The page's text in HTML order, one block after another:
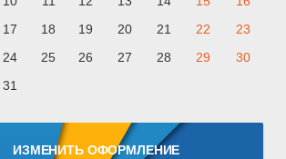
17
18 19 20 21 22
23
24
25 26 27 28 29
30
31
ИЗМЕНИТЬ ОФОРМЛЕНИЕ